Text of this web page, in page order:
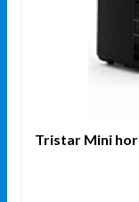
Tristar Mini